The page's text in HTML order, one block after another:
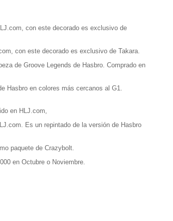
con este decorado es exclusivo de
con este decorado es exclusivo de Takara.
de Groove Legends de Hasbro. Comprado en
Hasbro en colores más cercanos al G1.
en HLJ.com,
Es un repintado de la versión de Hasbro
paquete de Crazybolt.
en Octubre o Noviembre.